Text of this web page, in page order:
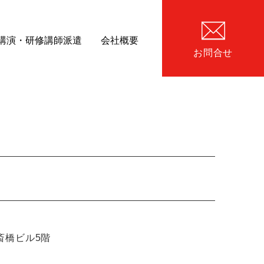
演・研修講師派遣
会社概要
お問合せ
橋ビル5階